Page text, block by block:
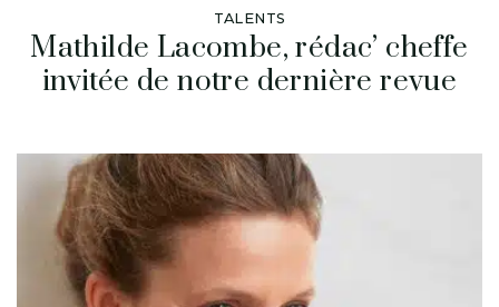
TALENTS
Mathilde Lacombe, rédac’ cheffe
invitée de notre dernière revue